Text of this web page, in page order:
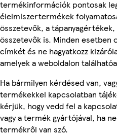
termékinformációk pontosak
élelmiszertermékek
összetevők, a
összetevők is. Minden esetben
címkét és ne hagyatkozz
amelyek a weboldalon
Ha bármilyen kérdésed van,
termékekkel kapcsolatban
kérjük, hogy vedd fel a
vagy a termék gyártójával, ha
termékről van szó.